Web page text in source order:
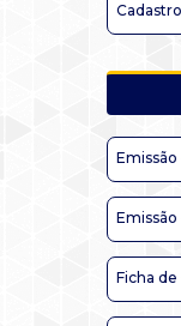
Emissão
Emissão
Ficha de